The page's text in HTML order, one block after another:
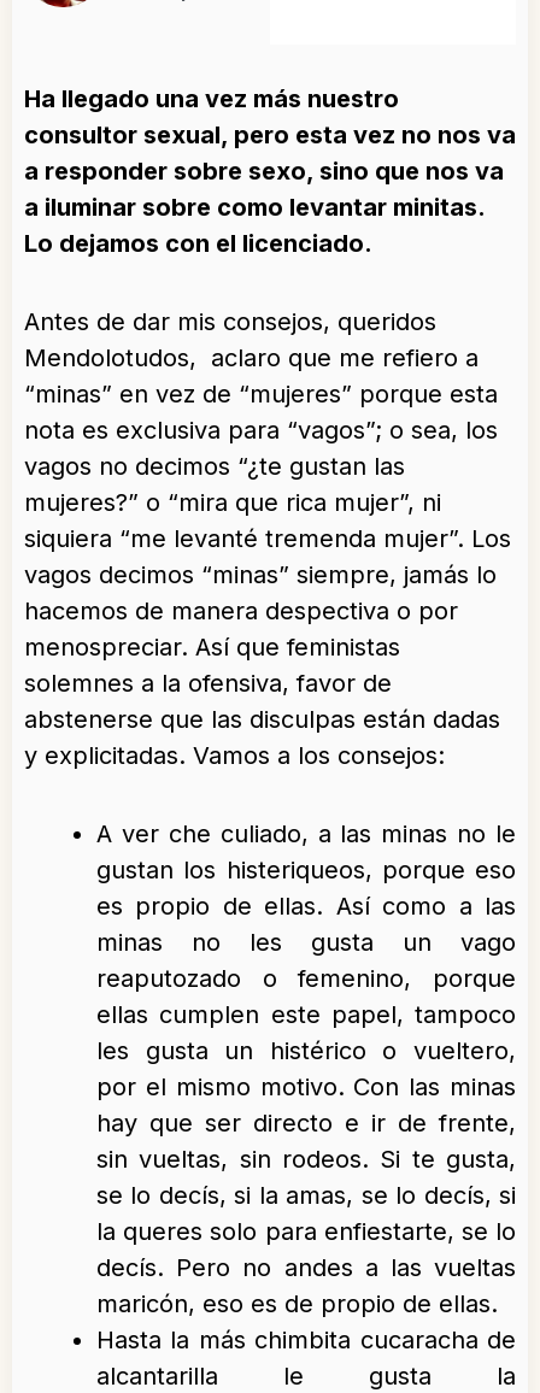
Ha llegado una vez más nuestro
consultor sexual, pero esta vez no nos va
a responder sobre sexo, sino que nos va
a iluminar sobre como levantar minitas.
Lo dejamos con el licenciado.
Antes de dar mis consejos, queridos
Mendolotudos, aclaro que me refiero a
“minas” en vez de “mujeres” porque esta
nota es exclusiva para “vagos”; o sea, los
vagos no decimos “¿te gustan las
mujeres?” o “mira que rica mujer”, ni
siquiera “me levanté tremenda mujer”. Los
vagos decimos “minas” siempre, jamás lo
hacemos de manera despectiva o por
menospreciar. Así que feministas
solemnes a la ofensiva, favor de
abstenerse que las disculpas están dadas
y explicitadas. Vamos a los consejos:
A ver che culiado, a las minas no le
gustan los histeriqueos, porque eso
es propio de ellas. Así como a las
minas no les gusta un vago
reaputozado o femenino, porque
ellas cumplen este papel, tampoco
les gusta un histérico o vueltero,
por el mismo motivo. Con las minas
hay que ser directo e ir de frente,
sin vueltas, sin rodeos. Si te gusta,
se lo decís, si la amas, se lo decís, si
la queres solo para enfiestarte, se lo
decís. Pero no andes a las vueltas
maricón, eso es de propio de ellas.
Hasta la más chimbita cucaracha de
alcantarilla le gusta la